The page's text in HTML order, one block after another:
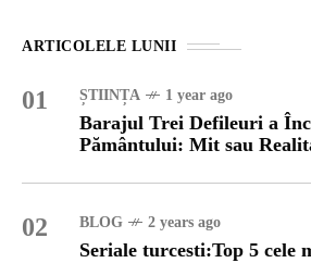
ARTICOLELE LUNII
01 ȘTIINȚA 1 year ago
Barajul Trei Defileuri a
Pământului: Mit sau
02 BLOG 2 years ago
Seriale turcesti:Top 5 cele